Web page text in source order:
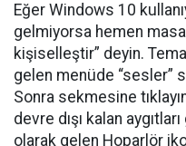
Eğer Windows 10
gelmiyorsa hemen
kişiselleştir” deyin.
gelen menüde “sesler”
Sonra sekmesine
devre dışı kalan
olarak gelen Hoparlör